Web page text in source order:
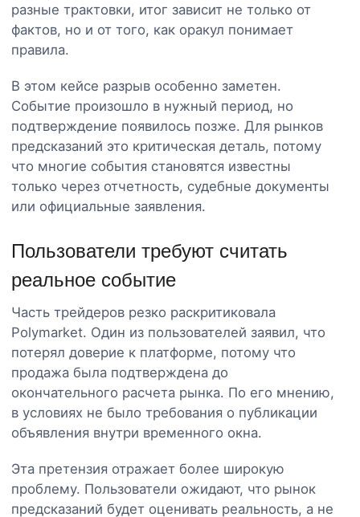
разные трактовки, итог зависит не только от
фактов, но и от того, как оракул понимает
правила.
В этом кейсе разрыв особенно заметен.
Событие произошло в нужный период, но
подтверждение появилось позже. Для рынков
предсказаний это критическая деталь, потому
что многие события становятся известны
только через отчетность, судебные документы
или официальные заявления.
Пользователи требуют считать
реальное событие
Часть трейдеров резко раскритиковала
Polymarket. Один из пользователей заявил, что
потерял доверие к платформе, потому что
продажа была подтверждена до
окончательного расчета рынка. По его мнению,
в условиях не было требования о публикации
объявления внутри временного окна.
Эта претензия отражает более широкую
проблему. Пользователи ожидают, что рынок
предсказаний будет оценивать реальность, а не